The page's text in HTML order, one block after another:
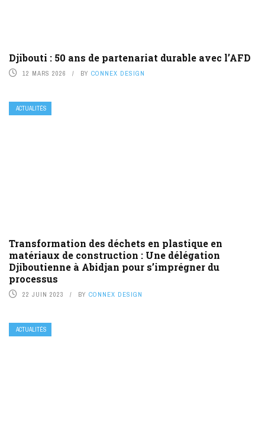
Djibouti : 50 ans de partenariat durable avec l’AFD
12 MARS 2026 BY CONNEX DESIGN
ACTUALITÉS
Transformation des déchets en plastique en
matériaux de construction : Une délégation
Djiboutienne à Abidjan pour s’imprégner du
processus
22 JUIN 2023 BY CONNEX DESIGN
ACTUALITÉS